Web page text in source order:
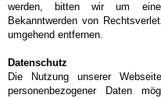
werden, bitten wir um
Bekanntwerden von
umgehend entfernen.
Datenschutz
Die Nutzung unserer
personenbezogener Daten